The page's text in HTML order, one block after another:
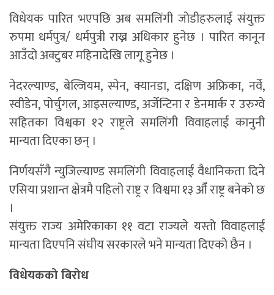
विधेयक पारित भएपछि अब समलिंगी जोडीहरुलाई संयुक्त
रुपमा धर्मपुत्र/ धर्मपुत्री राख्न अधिकार हुनेछ । पारित कानून
आउँदो अक्टुबर महिनादेखि लागू हुनेछ ।
नेदरल्याण्ड, बेल्जियम, स्पेन, क्यानडा, दक्षिण अफ्रिका, नर्वे,
स्वीडेन, पोर्चुगल, आइसल्याण्ड, अर्जेन्टिना र डेनमार्क र उरुग्वे
सहितका विश्वका १२ राष्ट्रले समलिंगी विवाहलाई कानुनी
मान्यता दिएका छन् ।
निर्णयसँगै न्युजिल्याण्ड समलिंगी विवाहलाई वैधानिकता दिने
एसिया प्रशान्त क्षेत्रमै पहिलो राष्ट्र र विश्वमा १३ औँ राष्ट्र बनेको छ
।
संयुक्त राज्य अमेरिकाका ११ वटा राज्यले यस्तो विवाहलाई
मान्यता दिएपनि संघीय सरकारले भने मान्यता दिएको छैन ।
विधेयकको बिरोध